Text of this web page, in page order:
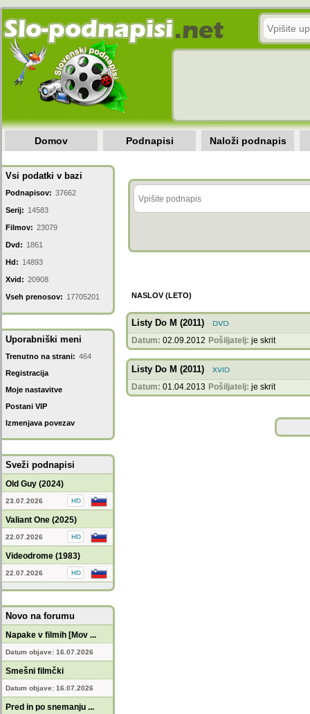
Domov Podnapisi Naloži podnapis
Vsi podatki v bazi
Podnapisov: 37662
Serij: 14583
Filmov: 23079
Dvd: 1861
Hd: 14893
Xvid: 20908
Vseh prenosov: 17705201
Uporabniški meni
Trenutno na strani: 464
Registracija
Moje nastavitve
Postani VIP
Izmenjava povezav
Sveži podnapisi
Old Guy (2024)
23.07.2026
Valiant One (2025)
22.07.2026
Videodrome (1983)
22.07.2026
Novo na forumu
Napake v filmih [Mov ...
Datum objave: 16.07.2026
Smešni filmčki
Datum objave: 16.07.2026
Pred in po snemanju ...
NASLOV (LETO)
Listy Do M (2011)
Datum: 02.09.2012 Pošiljatelj: je skrit
Listy Do M (2011)
Datum: 01.04.2013 Pošiljatelj: je skrit